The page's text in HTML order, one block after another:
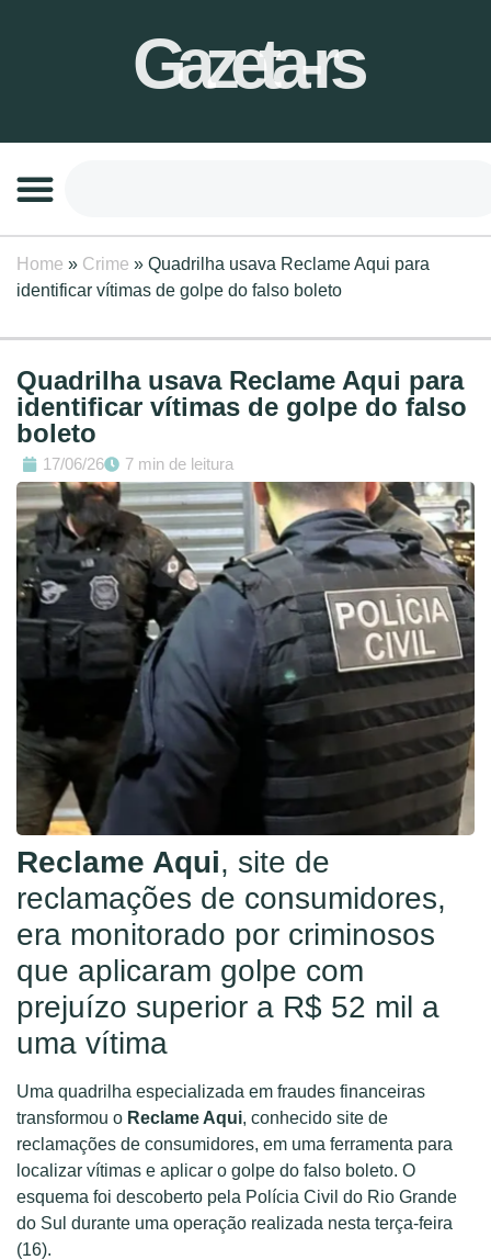
Gazeta-rs
Home » Crime » Quadrilha usava Reclame Aqui para
identificar vítimas de golpe do falso boleto
Quadrilha usava Reclame Aqui para
identificar vítimas de golpe do falso
boleto
17/06/26 7 min de leitura
Reclame Aqui, site de
reclamações de consumidores,
era monitorado por criminosos
que aplicaram golpe com
prejuízo superior a R$ 52 mil a
uma vítima
Uma quadrilha especializada em fraudes financeiras
transformou o Reclame Aqui, conhecido site de
reclamações de consumidores, em uma ferramenta para
localizar vítimas e aplicar o golpe do falso boleto. O
esquema foi descoberto pela Polícia Civil do Rio Grande
do Sul durante uma operação realizada nesta terça-feira
(16).